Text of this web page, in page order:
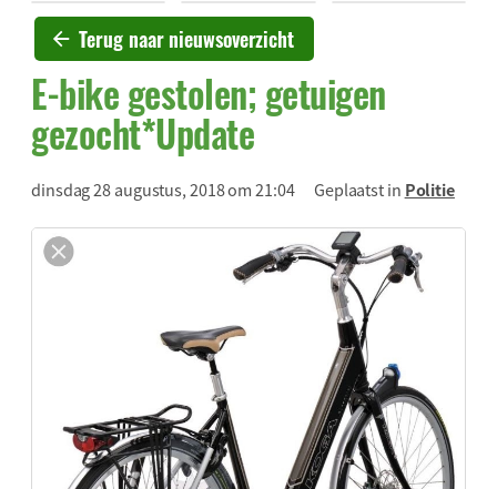
Terug naar nieuwsoverzicht
E-bike gestolen; getuigen
gezocht*Update
dinsdag 28 augustus, 2018 om 21:04 Geplaatst in Politie